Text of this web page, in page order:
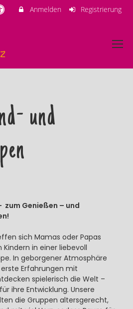
Anmelden Registrierung
und
zum Genießen – und
sich Mamas oder Papas
in einer liebevoll
In geborgener Atmosphäre
Erfahrungen mit
spielerisch die Welt –
ihre Entwicklung. Unsere
die Gruppen altersgerecht,